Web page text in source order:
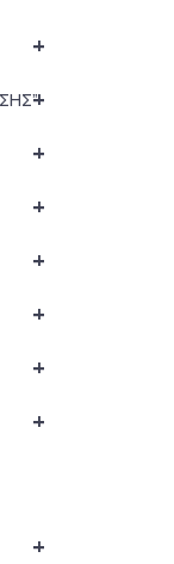
+
+
+
+
+
+
+
+
+